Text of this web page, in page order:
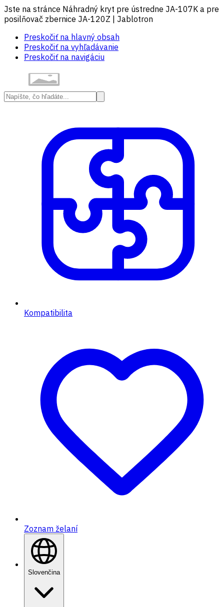
Jste na stránce Náhradný kryt pre ústredne JA-107K a pre
posilňovač zbernice JA-120Z | Jablotron
Preskočiť na hlavný obsah
Preskočiť na vyhľadávanie
Preskočiť na navigáciu
Kompatibilita
Zoznam želaní
Slovenčina